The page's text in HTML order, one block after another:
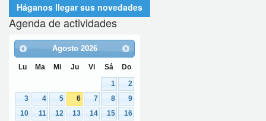
Háganos llegar sus novedades
Agenda de actividades
Agosto 2026
Lu Ma Mi Ju Vi Sá Do
1
2
3
4 5 6 7 8
9
10
11 12 13 14 15
16